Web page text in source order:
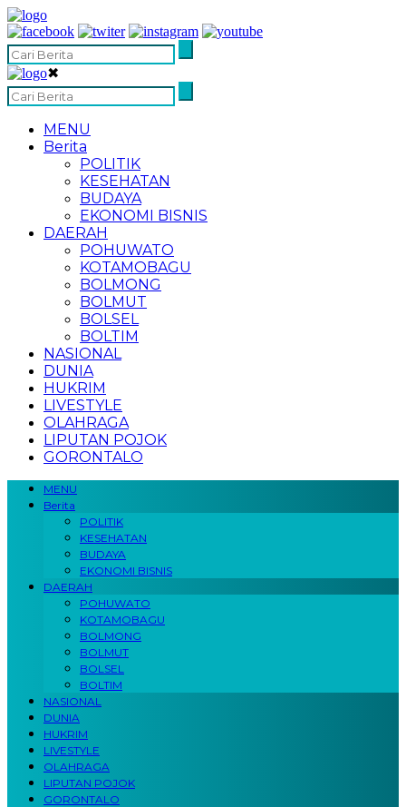
✖
MENU
Berita
POLITIK
KESEHATAN
BUDAYA
EKONOMI BISNIS
DAERAH
POHUWATO
KOTAMOBAGU
BOLMONG
BOLMUT
BOLSEL
BOLTIM
NASIONAL
DUNIA
HUKRIM
LIVESTYLE
OLAHRAGA
LIPUTAN POJOK
GORONTALO
MENU
Berita
POLITIK
KESEHATAN
BUDAYA
EKONOMI BISNIS
DAERAH
POHUWATO
KOTAMOBAGU
BOLMONG
BOLMUT
BOLSEL
BOLTIM
NASIONAL
DUNIA
HUKRIM
LIVESTYLE
OLAHRAGA
LIPUTAN POJOK
GORONTALO